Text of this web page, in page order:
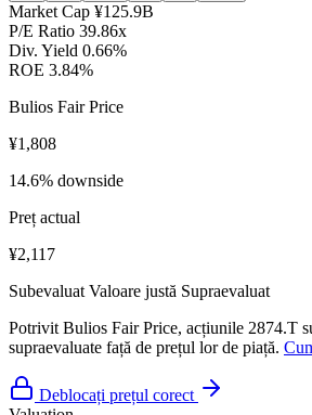
Market Cap ¥125.9B
P/E Ratio 39.86x
Div. Yield 0.66%
ROE 3.84%
Bulios Fair Price
¥1,808
14.6% downside
Preț actual
¥2,117
Subevaluat Valoare justă Supraevaluat
Potrivit Bulios Fair Price, acțiunile 2874.T
supraevaluate față de prețul lor de piață.
Deblocați prețul corect